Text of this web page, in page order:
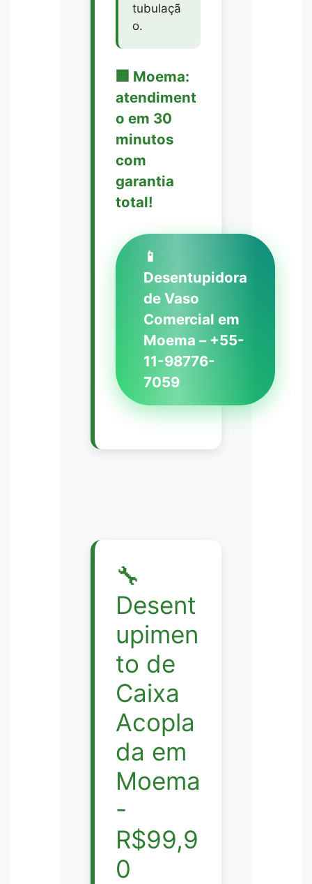
tubulaçã
o.
🏢 Moema:
atendiment
o em 30
minutos
com
garantia
total!
📱
Desentupidora
de Vaso
Comercial em
Moema – +55-
11-98776-
7059
🔧
Desent
upimen
to de
Caixa
Acopla
da em
Moema
-
R$99,9
0